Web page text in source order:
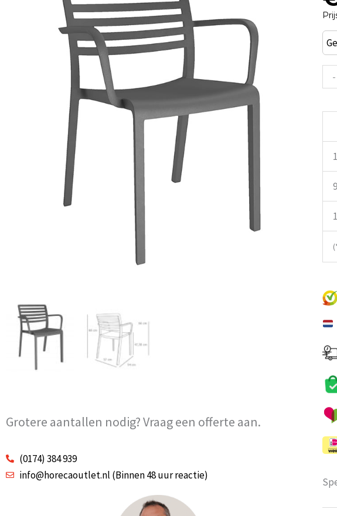
Grotere aantallen nodig? Vraag een offerte aan.
(0174) 384 939
info@horecaoutlet.nl (Binnen 48 uur reactie)
-